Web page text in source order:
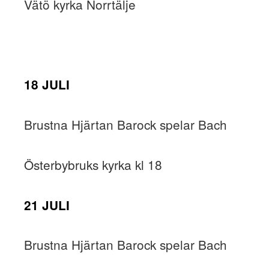
Vätö kyrka Norrtälje
18 JULI
Brustna Hjärtan Barock spelar Bach
Österbybruks kyrka kl 18
21 JULI
Brustna Hjärtan Barock spelar Bach